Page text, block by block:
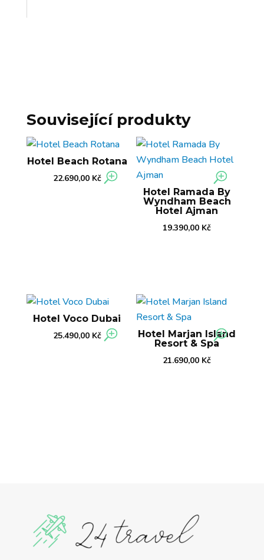
Související produkty
Hotel Beach Rotana
22.690,00 Kč
Hotel Ramada By
Wyndham Beach
Hotel Ajman
19.390,00 Kč
Hotel Voco Dubai
25.490,00 Kč
Hotel Marjan Island
Resort & Spa
21.690,00 Kč